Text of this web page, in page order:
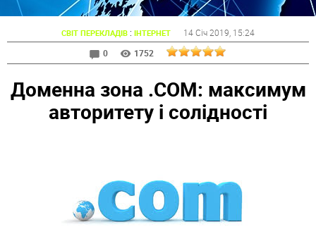
СВІТ ПЕРЕКЛАДІВ : ІНТЕРНЕТ 14 Січ 2019 , 15:24
0
1752
Доменна зона .COM: максимум
авторитету і солідності